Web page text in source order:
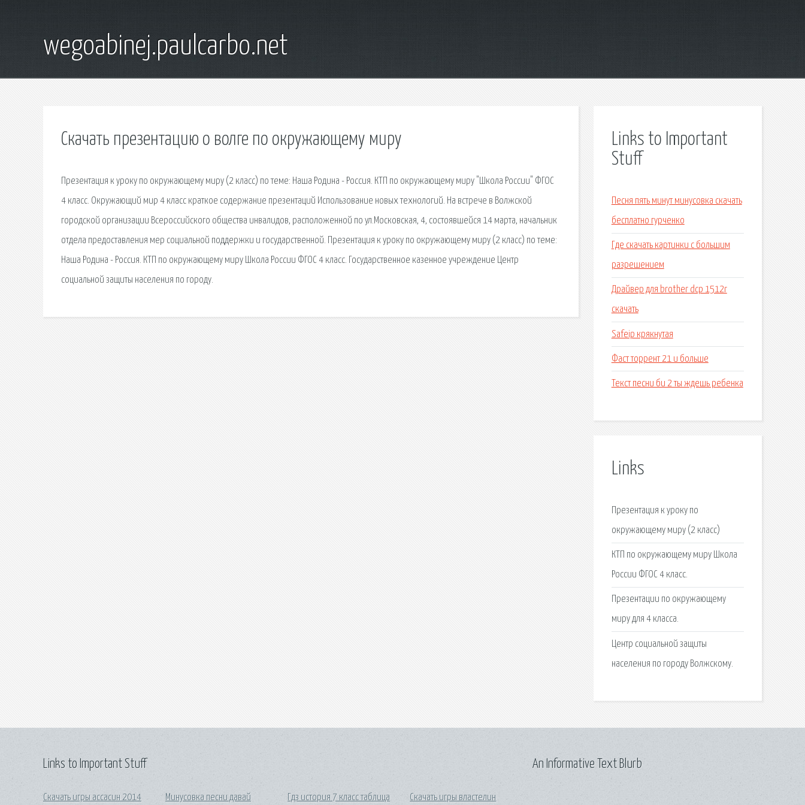
wegoabinej.paulcarbo.net
Скачать презентацию о волге по окружающему миру
Презентация к уроку по окружающему миру (2 класс) по теме: Наша Родина - Россия. КТП по окружающему миру "Школа России" ФГОС
4 класс. Окружающий мир 4 класс краткое содержание презентаций Использование новых технологий. На встрече в Волжской
городской организации Всероссийского общества инвалидов, расположенной по ул.Московская, 4, состоявшейся 14 марта, начальник
отдела предоставления мер социальной поддержки и государственной. Презентация к уроку по окружающему миру (2 класс) по теме:
Наша Родина - Россия. КТП по окружающему миру Школа России ФГОС 4 класс. Государственное казенное учреждение Центр
социальной защиты населения по городу.
Links to Important
Stuff
Песня пять минут минусовка скачать
бесплатно гурченко
Где скачать картинки с большим
разрешением
Драйвер для brother dcp 1512r
скачать
Safeip крякнутая
Фаст торрент 21 и больше
Текст песни би 2 ты ждешь ребенка
Links
Презентация к уроку по
окружающему миру (2 класс)
КТП по окружающему миру Школа
России ФГОС 4 класс.
Презентации по окружающему
миру для 4 класса.
Центр социальной защиты
населения по городу Волжскому.
Links to Important Stuff
Скачать игры ассасин 2014 Минусовка песни давай Гдз история 7 класс таблица Скачать игры властелин
An Informative Text Blurb